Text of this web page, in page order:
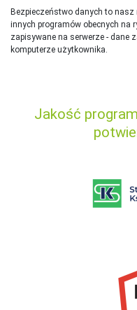
Bezpieczeństwo danych to
innych programów obecnych na
zapisywane na serwerze - dane
komputerze użytkownika.
Jakość